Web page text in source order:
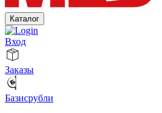
Каталог
Вход
Заказы
Базисрубли